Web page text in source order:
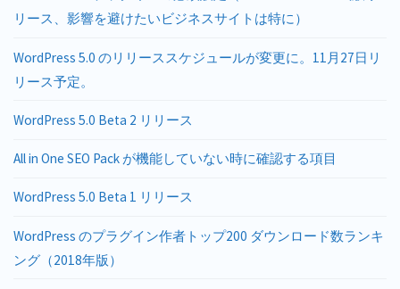
リース、影響を避けたいビジネスサイトは特に）
WordPress 5.0 のリリーススケジュールが変更に。11月27日リ
リース予定。
WordPress 5.0 Beta 2 リリース
All in One SEO Pack が機能していない時に確認する項目
WordPress 5.0 Beta 1 リリース
WordPress のプラグイン作者トップ200 ダウンロード数ランキ
ング（2018年版）